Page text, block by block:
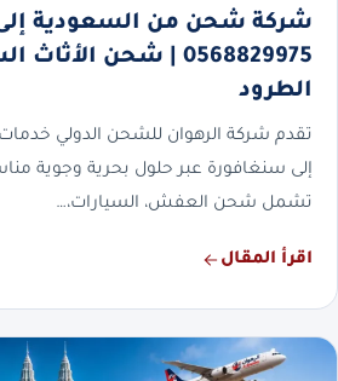
شركة شحن من السعودية
0568829975 | شحن
الطرود
تقدم شركة الرهوان للشحن الدولي
إلى سنغافورة عبر حلول بحرية وجوية
تشمل شحن العفش، السيارات،…
اقرأ المقال